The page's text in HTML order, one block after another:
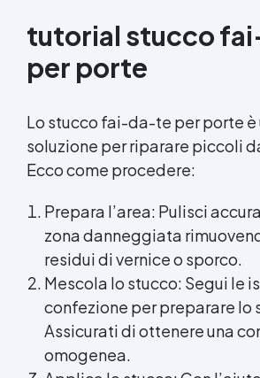
tutorial stucco
per porte
Lo stucco fai-da-te per porte è
soluzione per riparare piccoli
Ecco come procedere:
Prepara l’area: Pulisci
zona danneggiata
residui di vernice o sporco.
Mescola lo stucco: Segui le
confezione per preparare lo
Assicurati di ottenere una
omogenea.